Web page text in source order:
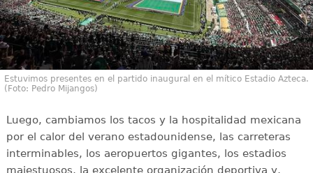
Estuvimos presentes en el partido inaugural en el mítico Estadio Azteca.
(Foto: Pedro Mijangos)
Luego, cambiamos los tacos y la hospitalidad mexicana
por el calor del verano estadounidense, las carreteras
interminables, los aeropuertos gigantes, los estadios
majestuosos, la excelente organización deportiva y,